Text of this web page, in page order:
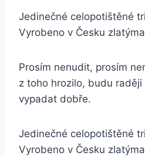
Jedinečné celopotištěné
Vyrobeno v Česku
Prosím nenudit, prosím
z toho hrozilo, budu
vypadat dobře.
Jedinečné celopotištěné
Vyrobeno v Česku